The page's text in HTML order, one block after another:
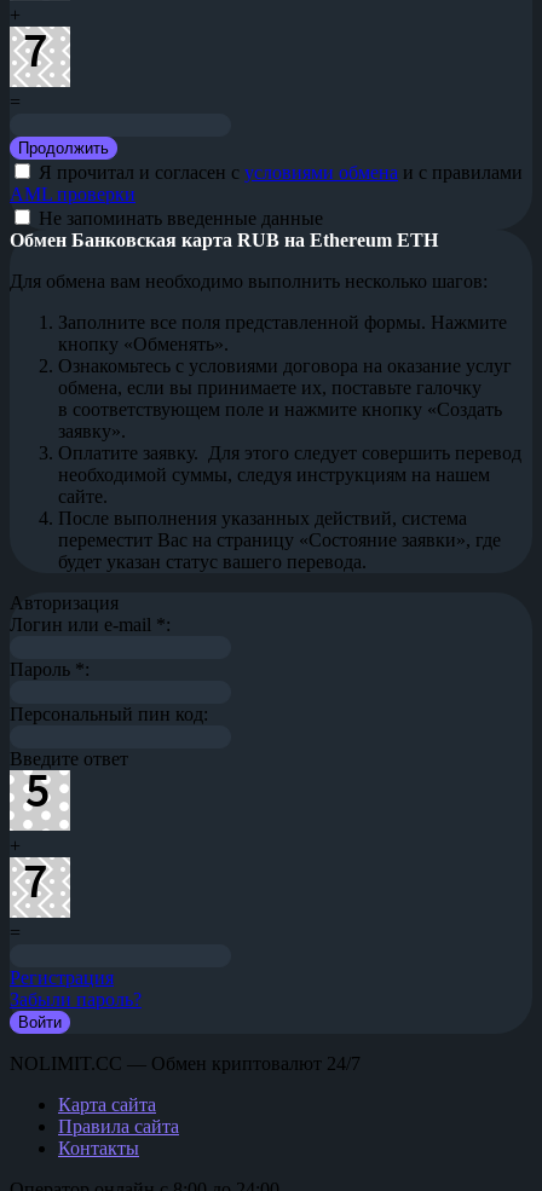
+
=
Я прочитал и согласен с условиями обмена и с правилами
AML проверки
Не запоминать введенные данные
Обмен Банковская карта RUB на Ethereum ETH
Для обмена вам необходимо выполнить несколько шагов:
Заполните все поля представленной формы. Нажмите
кнопку «Обменять».
Ознакомьтесь с условиями договора на оказание услуг
обмена, если вы принимаете их, поставьте галочку
в соответствующем поле и нажмите кнопку «Создать
заявку».
Оплатите заявку. Для этого следует совершить перевод
необходимой суммы, следуя инструкциям на нашем
сайте.
После выполнения указанных действий, система
переместит Вас на страницу «Состояние заявки», где
будет указан статус вашего перевода.
Авторизация
Логин или e-mail *:
Пароль *:
Персональный пин код:
Введите ответ
+
=
Регистрация
Забыли пароль?
NOLIMIT.CC — Обмен криптовалют 24/7
Карта сайта
Правила сайта
Контакты